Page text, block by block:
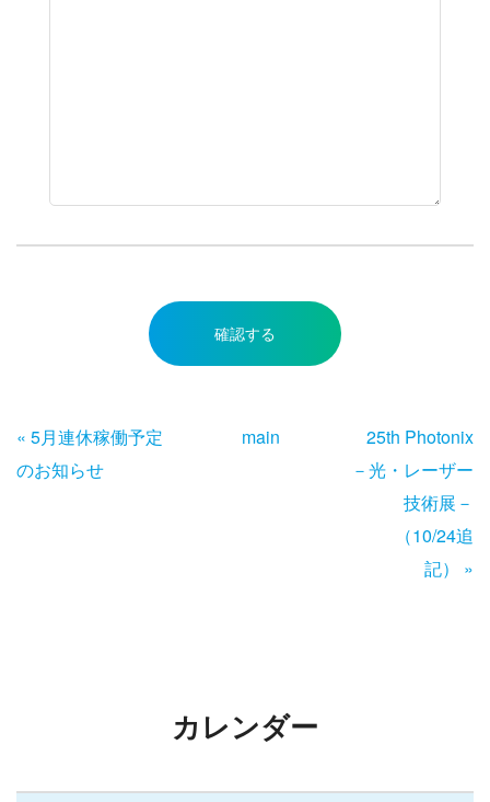
« 5月連休稼働予定
のお知らせ
main
25th Photonix
－光・レーザー
技術展－
（10/24追
記）
»
カレンダー